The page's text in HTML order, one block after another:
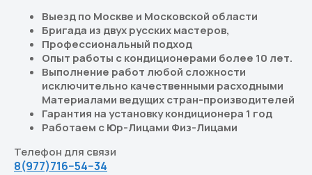
Выезд по Москве и Московской области
Бригада из двух русских мастеров,
Профессиональный подход
Опыт работы с кондиционерами более 10 лет.
Выполнение работ любой сложности
исключительно качественными расходными
Материалами ведущих стран-производителей
Гарантия на установку кондиционера 1 год
Работаем с Юр-Лицами Физ-Лицами
Телефон для связи
8(977)716−54−34